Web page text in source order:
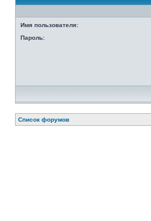
Имя пользователя:
Пароль:
Список форумов